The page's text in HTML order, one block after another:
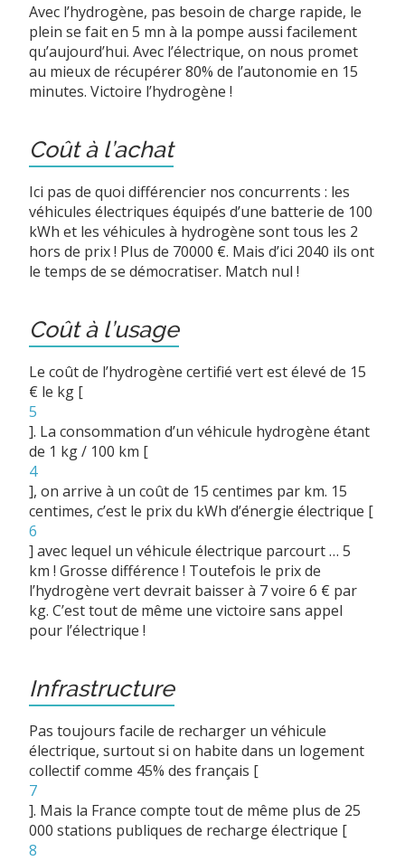
Avec l’hydrogène, pas besoin de charge rapide, le
plein se fait en 5 mn à la pompe aussi facilement
qu’aujourd’hui. Avec l’électrique, on nous promet
au mieux de récupérer 80% de l’autonomie en 15
minutes. Victoire l’hydrogène !
Coût à l’achat
Ici pas de quoi différencier nos concurrents : les
véhicules électriques équipés d’une batterie de 100
kWh et les véhicules à hydrogène sont tous les 2
hors de prix ! Plus de 70000 €. Mais d’ici 2040 ils ont
le temps de se démocratiser. Match nul !
Coût à l’usage
Le coût de l’hydrogène certifié vert est élevé de 15
€ le kg [
5
]. La consommation d’un véhicule hydrogène étant
de 1 kg / 100 km [
4
], on arrive à un coût de 15 centimes par km. 15
centimes, c’est le prix du kWh d’énergie électrique [
6
] avec lequel un véhicule électrique parcourt … 5
km ! Grosse différence ! Toutefois le prix de
l’hydrogène vert devrait baisser à 7 voire 6 € par
kg. C’est tout de même une victoire sans appel
pour l’électrique !
Infrastructure
Pas toujours facile de recharger un véhicule
électrique, surtout si on habite dans un logement
collectif comme 45% des français [
7
]. Mais la France compte tout de même plus de 25
000 stations publiques de recharge électrique [
8